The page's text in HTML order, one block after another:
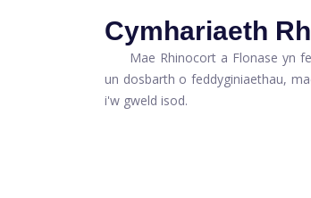
Cymhariaeth
Mae Rhinocort a Flonase yn
un dosbarth o feddyginiaethau,
i'w gweld isod.